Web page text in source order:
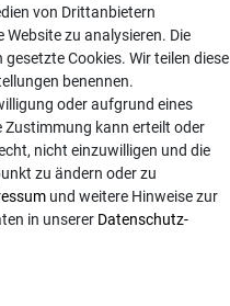
Gartentechnik Hansen | Realisation
von Drittanbietern
zu analysieren. Die
Cookies. Wir teilen diese
benennen.
oder aufgrund eines
Zustimmung kann erteilt oder
nicht einzuwilligen und die
zu ändern oder zu
und weitere Hinweise zur
in unserer Daten­schutz­